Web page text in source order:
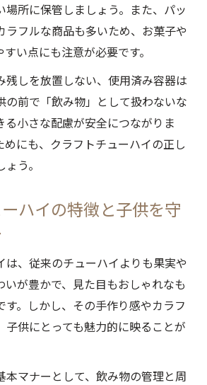
場所に保管しましょう。また、パッ
ラフルな商品も多いため、お菓子や
い点にも注意が必要です。
残しを放置しない、使用済み容器は
の前で「飲み物」として扱わないな
る小さな配慮が安全につながりま
めにも、クラフトチューハイの正し
う。
ハイの特徴と子供を守
は、従来のチューハイよりも果実や
いが豊かで、見た目もおしゃれなも
す。しかし、その手作り感やカラフ
子供にとっても魅力的に映ることが
本マナーとして、飲み物の管理と周